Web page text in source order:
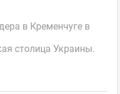
в Кременчуге в
столица Украины.